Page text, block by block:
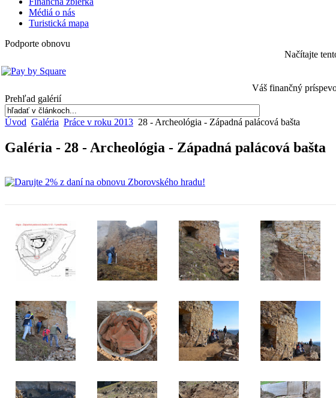
Médiá o nás
Turistická mapa
Podporte obnovu
Načítajte
Váš finančný
Prehľad galérií
Úvod Galéria Práce v roku 2013 28 - Archeológia - Západná palácová bašta
Galéria - 28 - Archeológia - Západná palácová bašta